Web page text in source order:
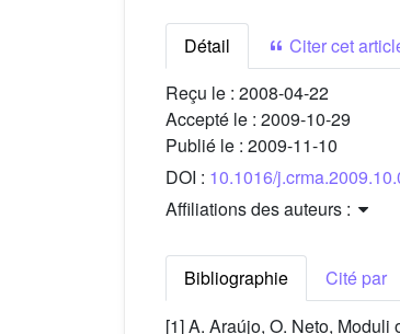
Détail
Citer cet
Reçu le : 2008-04-22
Accepté le : 2009-10-29
Publié le : 2009-11-10
DOI : 10.1016/
Affiliations des auteurs :
Bibliographie
Cité par
[1] A. Araújo, O. Neto,